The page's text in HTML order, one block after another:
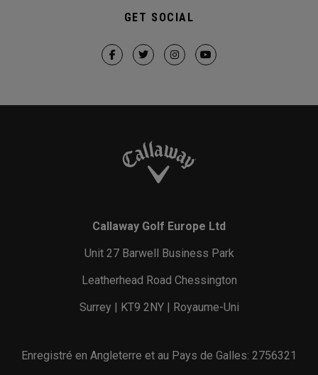
GET SOCIAL
Callaway Golf Europe Ltd
Unit 27 Barwell Business Park
Leatherhead Road Chessington
Surrey | KT9 2NY | Royaume-Uni
Enregistré en Angleterre et au Pays de Galles: 2756321